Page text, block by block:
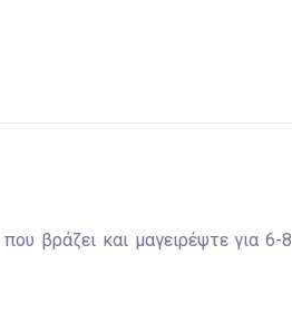
βράζει και μαγειρέψτε για 6-8